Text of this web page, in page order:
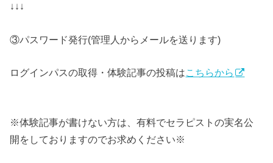
↓↓↓
③パスワード発行(管理人からメールを送ります)
ログインパスの取得・体験記事の投稿はこちらから
※体験記事が書けない方は、有料でセラピストの実名公
開をしておりますのでお求めください※